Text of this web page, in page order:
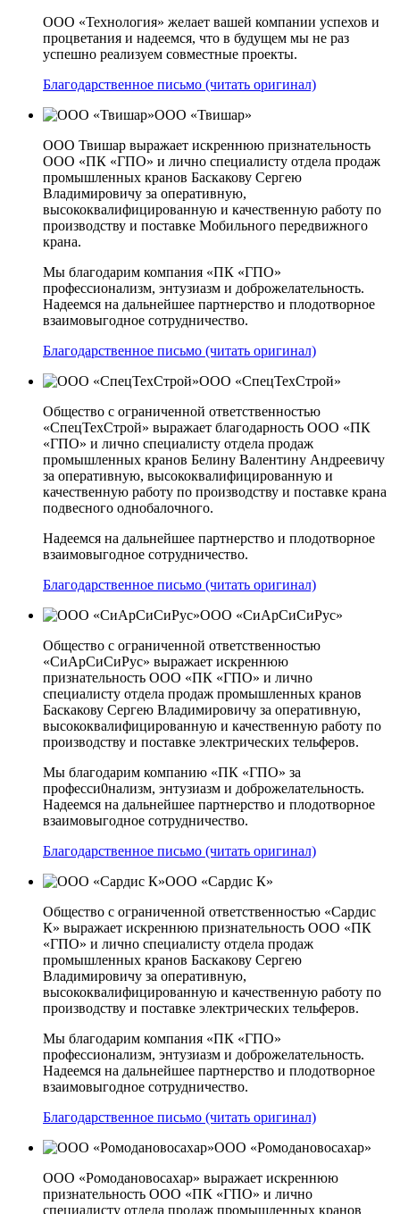
ООО «Технология» желает вашей компании успехов и
процветания и надеемся, что в будущем мы не раз
успешно реализуем совместные проекты.
Благодарственное письмо (читать оригинал)
ООО «Твишар»
ООО Твишар выражает искреннюю признательность
ООО «ПК «ГПО» и лично специалисту отдела продаж
промышленных кранов Баскакову Сергею
Владимировичу за оперативную,
высококвалифицированную и качественную работу по
производству и поставке Мобильного передвижного
крана.
Мы благодарим компания «ПК «ГПО»
профессионализм, энтузиазм и доброжелательность.
Надеемся на дальнейшее партнерство и плодотворное
взаимовыгодное сотрудничество.
Благодарственное письмо (читать оригинал)
ООО «СпецТехСтрой»
Общество с ограниченной ответственностью
«СпецТехСтрой» выражает благодарность ООО «ПК
«ГПО» и лично специалисту отдела продаж
промышленных кранов Белину Валентину Андреевичу
за оперативную, высококвалифицированную и
качественную работу по производству и поставке крана
подвесного однобалочного.
Надеемся на дальнейшее партнерство и плодотворное
взаимовыгодное сотрудничество.
Благодарственное письмо (читать оригинал)
ООО «СиАрСиСиРус»
Общество с ограниченной ответственностью
«СиАрСиСиРус» выражает искреннюю
признательность ООО «ПК «ГПО» и лично
специалисту отдела продаж промышленных кранов
Баскакову Сергею Владимировичу за оперативную,
высококвалифицированную и качественную работу по
производству и поставке электрических тельферов.
Мы благодарим компанию «ПК «ГПО» за
професси0нализм, энтузиазм и доброжелательность.
Надеемся на дальнейшее партнерство и плодотворное
взаимовыгодное сотрудничество.
Благодарственное письмо (читать оригинал)
ООО «Сардис К»
Общество с ограниченной ответственностью «Сардис
К» выражает искреннюю признательность ООО «ПК
«ГПО» и лично специалисту отдела продаж
промышленных кранов Баскакову Сергею
Владимировичу за оперативную,
высококвалифицированную и качественную работу по
производству и поставке электрических тельферов.
Мы благодарим компания «ПК «ГПО»
профессионализм, энтузиазм и доброжелательность.
Надеемся на дальнейшее партнерство и плодотворное
взаимовыгодное сотрудничество.
Благодарственное письмо (читать оригинал)
ООО «Ромодановосахар»
ООО «Ромодановосахар» выражает искреннюю
признательность ООО «ПК «ГПО» и лично
специалисту отдела продаж промышленных кранов